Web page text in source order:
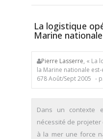
La logistique
Marine
Pierre Lasserre, « La
la Marine nationale
678 Août/Sept 2005 -
Dans un contexte
nécessité de
à la mer une force